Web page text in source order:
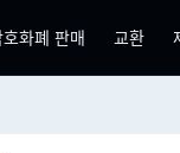
호화폐 판매 교환